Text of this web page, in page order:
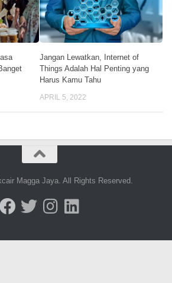
Jangan Lewatkan, Internet of
Things Adalah Hal Penting yang
Harus Kamu Tahu
APRIL 5, 2022
Magga Jaya. All Rights Reserved.